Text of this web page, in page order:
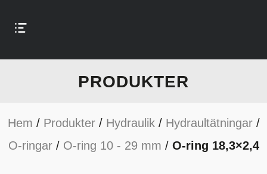
PRODUKTER
Hem / Produkter/ Hydraulik/ Hydraultätningar/
O-ringar/ O-ring 10 - 29 mm / O-ring 18,3×2,4